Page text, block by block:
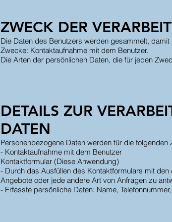
ZWECK DER
Die Daten des Benutzers werden gesammelt,
Zwecke: Kontaktaufnahme mit dem Benutzer.
Die Arten der persönlichen Daten, die für jeden
DETAILS ZUR
DATEN
Personenbezogene Daten werden für die
- Kontaktaufnahme mit dem Benutzer
Kontaktformular (Diese Anwendung)
- Durch das Ausfüllen des Kontaktformulars mit
Angebote oder jede andere Art von Anfragen zu
- Erfasste persönliche Daten: Name,